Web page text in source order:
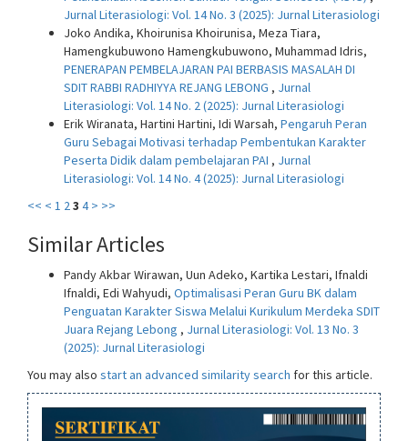
Jurnal Literasiologi: Vol. 14 No. 3 (2025): Jurnal Literasiologi
Joko Andika, Khoirunisa Khoirunisa, Meza Tiara,
Hamengkubuwono Hamengkubuwono, Muhammad Idris,
PENERAPAN PEMBELAJARAN PAI BERBASIS MASALAH DI
SDIT RABBI RADHIYYA REJANG LEBONG , Jurnal
Literasiologi: Vol. 14 No. 2 (2025): Jurnal Literasiologi
Erik Wiranata, Hartini Hartini, Idi Warsah, Pengaruh Peran
Guru Sebagai Motivasi terhadap Pembentukan Karakter
Peserta Didik dalam pembelajaran PAI , Jurnal
Literasiologi: Vol. 14 No. 4 (2025): Jurnal Literasiologi
<< < 1 23 4 > >>
Similar Articles
Pandy Akbar Wirawan, Uun Adeko, Kartika Lestari, Ifnaldi
Ifnaldi, Edi Wahyudi, Optimalisasi Peran Guru BK dalam
Penguatan Karakter Siswa Melalui Kurikulum Merdeka SDIT
Juara Rejang Lebong , Jurnal Literasiologi: Vol. 13 No. 3
(2025): Jurnal Literasiologi
You may also start an advanced similarity search for this article.